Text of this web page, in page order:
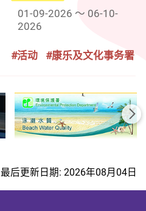
01-09-2026 ～ 06-10-
2026
#活动 #康乐及文化事务署
最后更新日期: 2026年08月04日